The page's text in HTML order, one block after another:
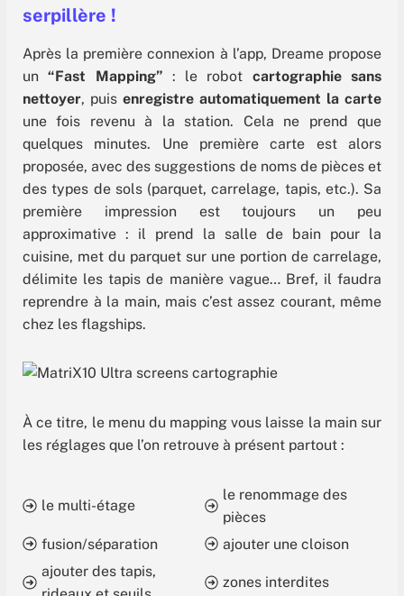
serpillère !
Après la première connexion à l’app, Dreame propose
un“Fast Mapping” : le robot cartographie sans
nettoyer, puis enregistre automatiquement la carte
une fois revenu à la station. Cela ne prend que
quelques minutes. Une première carte est alors
proposée, avec des suggestions de noms de pièces et
des types de sols (parquet, carrelage, tapis, etc.). Sa
première impression est toujours un peu
approximative : il prend la salle de bain pour la
cuisine, met du parquet sur une portion de carrelage,
délimite les tapis de manière vague… Bref, il faudra
reprendre à la main, mais c’est assez courant, même
chez les flagships.
À ce titre, le menu du mapping vous laisse la main sur
les réglages que l’on retrouve à présent partout :
le multi-étage
le renommage des
pièces
fusion/séparation
ajouter une cloison
ajouter des tapis,
zones interdites